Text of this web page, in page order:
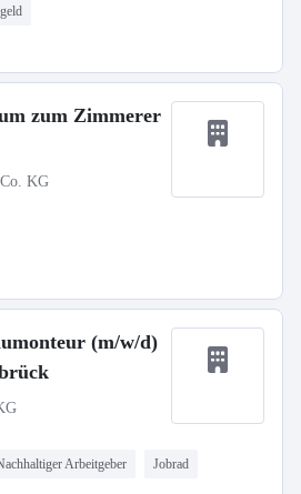
zum Zimmerer
KG
(m/w/d)
Arbeitgeber Jobrad